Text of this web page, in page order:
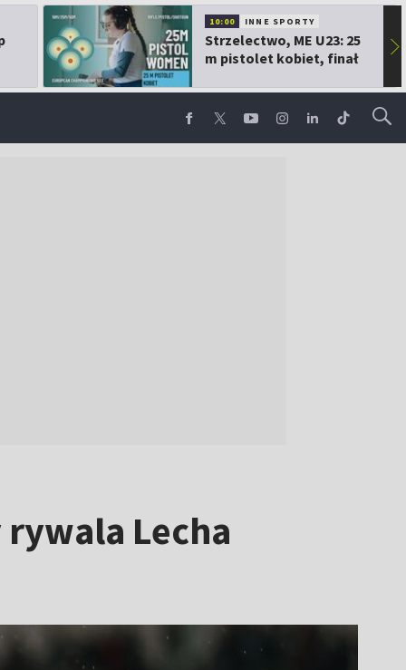
10:00 INNE SPORTY
Strzelectwo, ME U23: 25
m pistolet kobiet, finał
▶
Lecha